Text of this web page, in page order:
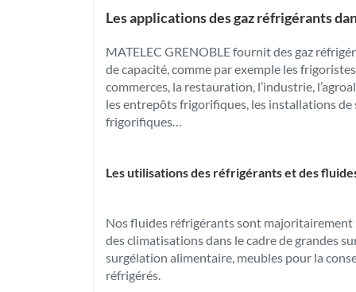
Les applications des gaz réfrigérants
MATELEC GRENOBLE fournit des gaz
de capacité, comme par exemple les
commerces, la restauration, l’industrie,
les entrepôts frigorifiques, les installations
frigorifiques…
Les utilisations des réfrigérants et des
Nos fluides réfrigérants sont
des climatisations dans le cadre de grandes
surgélation alimentaire, meubles pour la
réfrigérés.